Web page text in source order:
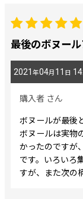
期間
画像:
星の数 :
並び順 :
最後のボヌー
2021 年04月 11 日
購入者 さん
ボヌールが最後
ボヌールは実物
かったのですが
です。いろいろ
すが、また次の